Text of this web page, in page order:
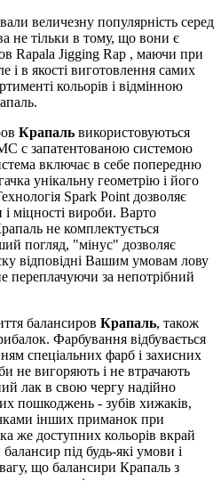
величезну популярність серед
не тільки в тому, що вони є
Rapala Jigging Rap , маючи при
і в якості виготовлення самих
кольорів і відмінною
Крапаль використовуються
c запатентованою системою
включає в себе попередню
унікальну геометрію і його
Spark Point дозволяє
і міцності вироби. Варто
не комплектується
погляд, "мінус" дозволяє
відповідні Вашим умовам лову
переплачуючи за непотрібний
балансиров Крапаль, також
Фарбування відбувається
спеціальних фарб і захисних
не вигоряють і не втрачають
лак в свою чергу надійно
пошкоджень - зубів хижаків,
інших приманок при
же доступних кольорів вкрай
під будь-які умови і
що балансири Крапаль з